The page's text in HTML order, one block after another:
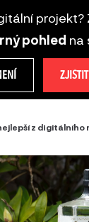
projekt?
pohled na
z digitálního